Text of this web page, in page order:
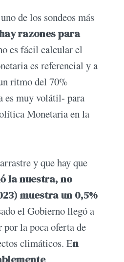
de los sondeos más
razones para
es fácil calcular el
es referencial y a
ritmo del 70%
es muy volátil- para
Monetaria en la
y que hay que
la nuestra, no
muestra un 0,5%
el Gobierno llegó a
por la poca oferta de
climáticos. En